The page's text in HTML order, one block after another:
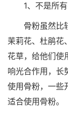
1、不是所
骨粉虽然比
茉莉花、杜鹃花
花草，给他们使
响光合作用，长
使用骨粉，一些
适合使用骨粉。